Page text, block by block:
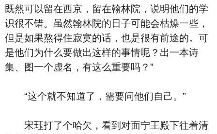
既然可以留在西京，留在翰林院，说明他们的学
识很不错。虽然翰林院的日子可能会枯燥一些，
但是如果熬得住寂寞的话，也是很有前途的。可
是他们为什么要做出这样的事情呢？出一本诗
集、图一个虚名，有这么重要吗？”
“这个就不知道了，需要问他们自己。”
宋珏打了个哈欠，看到对面宁王殿下往着清